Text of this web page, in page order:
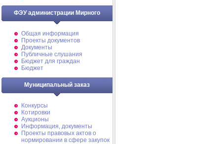
ФЭУ администрации Мирного
Общая информация
Проекты документов
Документы
Публичные слушания
Бюджет для граждан
Бюджет
Муниципальный заказ
Конкурсы
Котировки
Аукционы
Информация, документы
Проекты правовых актов о
нормировании в сфере закупок